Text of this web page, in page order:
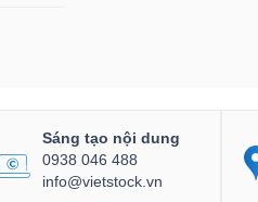
Sáng tạo nội dung
0938 046 488
info@vietstock.vn